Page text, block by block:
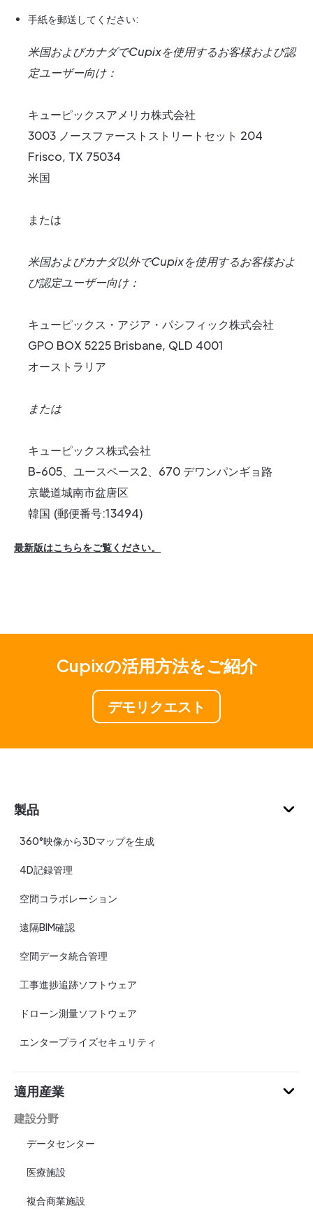
手紙を郵送してください:
米国およびカナダでCupixを使用するお客様および認
定ユーザー向け：
キューピックスアメリカ株式会社
3003 ノースファーストストリートセット 204
Frisco, TX 75034
米国
または
米国およびカナダ以外でCupixを使用するお客様およ
び認定ユーザー向け：
キューピックス・アジア・パシフィック株式会社
GPO BOX 5225 Brisbane, QLD 4001
オーストラリア
または
キューピックス株式会社
B-605、ユースペース2、670 デワンパンギョ路
京畿道城南市盆唐区
韓国 (郵便番号:13494)
最新版はこちらをご覧ください。
Cupixの活用方法をご紹介
デモリクエスト
製品
360°映像から3Dマップを生成
4D記録管理
空間コラボレーション
遠隔BIM確認
空間データ統合管理
工事進捗追跡ソフトウェア
ドローン測量ソフトウェア
エンタープライズセキュリティ
適用産業
建設分野
データセンター
医療施設
複合商業施設